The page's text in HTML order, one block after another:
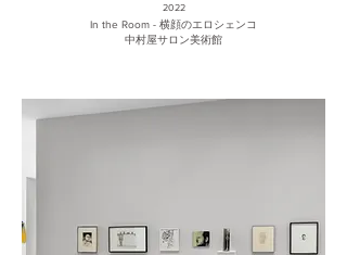
2022
In the Room - 横顔のエロシェンコ
中村屋サロン美術館